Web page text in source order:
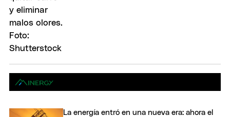
La energía entró en una nueva era: ahora el